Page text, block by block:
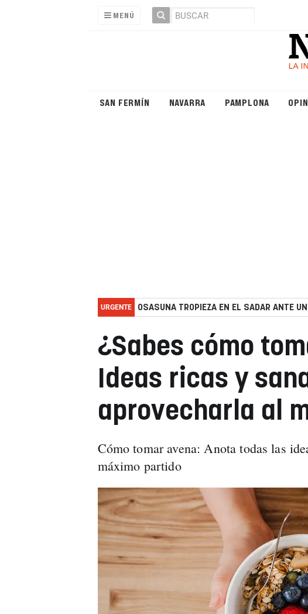
MENÚ
SAN FERMÍN NAVARRA PAMPLONA
URGENTE OSASUNA TROPIEZA EN EL SADAR ANTE
¿Sabes cómo
Ideas ricas y
aprovecharla al
Cómo tomar avena: Anota todas las
máximo partido